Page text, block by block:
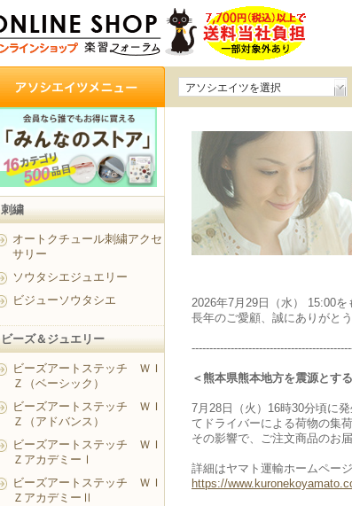
アソシエイツを選択
2026年7月29日（水） 15:00を
長年のご愛顧、誠にありがと
＜熊本県熊本地方を震源とす
7月28日（火）16時30分頃に
てドライバーによる荷物の集
その影響で、ご注文商品のお
詳細はヤマト運輸ホームペー
https://
刺繍
オートクチュール刺繍アクセ
サリー
ソウタシエジュエリー
ビジューソウタシエ
ビーズ＆ジュエリー
ビーズアートステッチ ＷＩ
Ｚ（ベーシック）
ビーズアートステッチ ＷＩ
Ｚ（アドバンス）
ビーズアートステッチ ＷＩ
ＺアカデミーⅠ
ビーズアートステッチ ＷＩ
ＺアカデミーⅡ